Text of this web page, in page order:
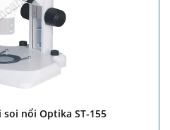
nổi Optika ST-155